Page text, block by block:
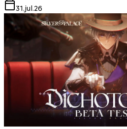
31.jul.26